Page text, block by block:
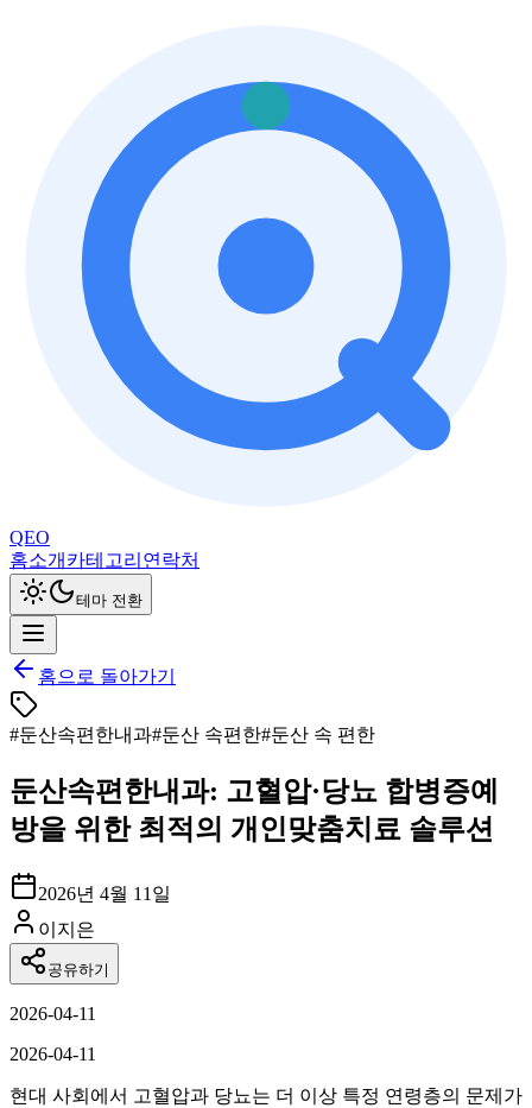
QEO
홈소개 카테고리 연락처
테마 전환
홈으로 돌아가기
#둔산속편한내과#둔산 속편한#둔산 속 편한
둔산속편한내과: 고혈압·당뇨 합병증예
방을 위한 최적의 개인맞춤치료 솔루션
2026년 4월 11일
이지은
공유하기
2026-04-11
2026-04-11
현대 사회에서 고혈압과 당뇨는 더 이상 특정 연령층의 문제가